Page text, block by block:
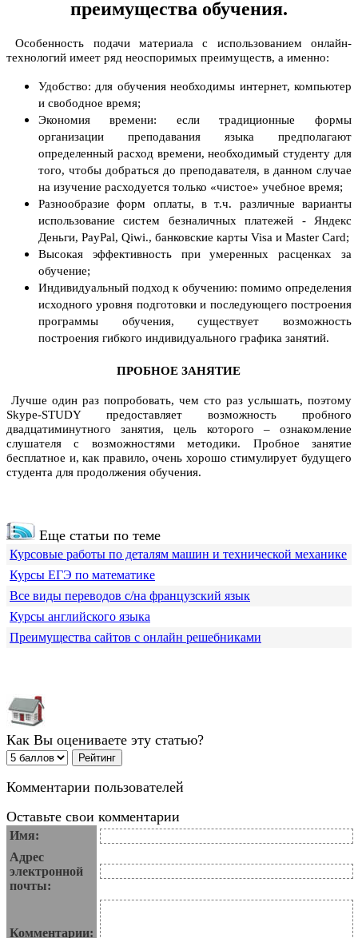
преимущества обучения.
Особенность подачи материала с использованием онлайн-
технологий имеет ряд неоспоримых преимуществ, а именно:
Удобство: для обучения необходимы интернет, компьютер
и свободное время;
Экономия времени: если традиционные формы
организации преподавания языка предполагают
определенный расход времени, необходимый студенту для
того, чтобы добраться до преподавателя, в данном случае
на изучение расходуется только «чистое» учебное время;
Разнообразие форм оплаты, в т.ч. различные варианты
использование систем безналичных платежей - Яндекс
Деньги, PayPal, Qiwi., банковские карты Visa и Master Card;
Высокая эффективность при умеренных расценках за
обучение;
Индивидуальный подход к обучению: помимо определения
исходного уровня подготовки и последующего построения
программы обучения, существует возможность
построения гибкого индивидуального графика занятий.
ПРОБНОЕ ЗАНЯТИЕ
Лучше один раз попробовать, чем сто раз услышать, поэтому
Skype-STUDY предоставляет возможность пробного
двадцатиминутного занятия, цель которого – ознакомление
слушателя с возможностями методики. Пробное занятие
бесплатное и, как правило, очень хорошо стимулирует будущего
студента для продолжения обучения.
Еще статьи по теме
Курсовые работы по деталям машин и технической механике
Курсы ЕГЭ по математике
Все виды переводов с/на французский язык
Курсы английского языка
Преимущества сайтов с онлайн решебниками
Как Вы оцениваете эту статью?
Комментарии пользователей
Оставьте свои комментарии
Имя:
Адрес
электронной
почты:
Комментарии: